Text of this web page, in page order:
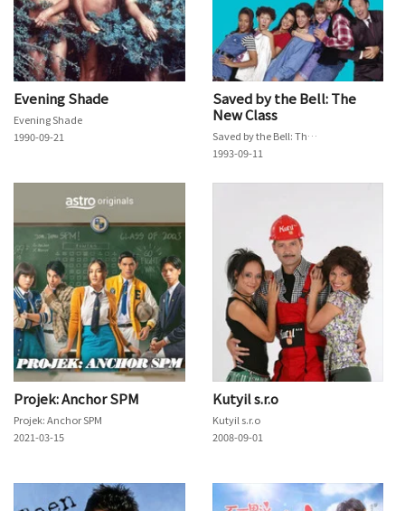
Evening Shade
Evening Shade
1990-09-21
Saved by the Bell: The
New Class
Saved by the Bell: The New Class
1993-09-11
Projek: Anchor SPM
Projek: Anchor SPM
2021-03-15
Kutyil s.r.o
Kutyil s.r.o
2008-09-01